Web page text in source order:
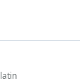
latin